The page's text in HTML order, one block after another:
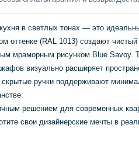
в светлых тонах — это
оттенке (RAL 1013) создают
мраморным рисунком Blue Savoy.
визуально расширяет
скрытые ручки поддерживают
решением для современных
свои дизайнерские мечты в